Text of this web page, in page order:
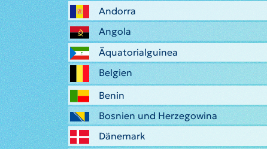
Andorra
Angola
Äquatorialguinea
Belgien
Benin
Bosnien und Herzegowina
Dänemark